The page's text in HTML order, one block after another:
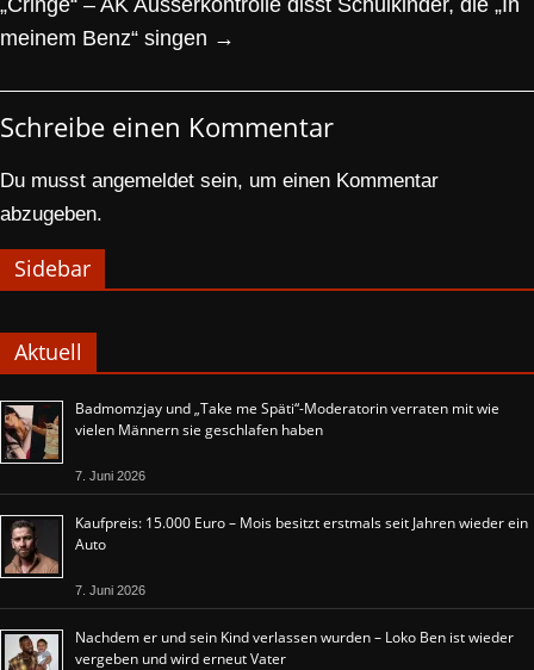
meinem Benz“ singen →
Schreibe einen Kommentar
Du musst angemeldet sein, um einen Kommentar
abzugeben.
Sidebar
Aktuell
Badmomzjay und „Take me Späti“-Moderatorin verraten mit wie
vielen Männern sie geschlafen haben
7. Juni 2026
Kaufpreis: 15.000 Euro – Mois besitzt erstmals seit Jahren wieder ein
Auto
7. Juni 2026
Nachdem er und sein Kind verlassen wurden – Loko Ben ist wieder
vergeben und wird erneut Vater